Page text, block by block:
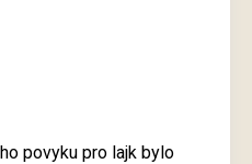
povyku pro lajk bylo